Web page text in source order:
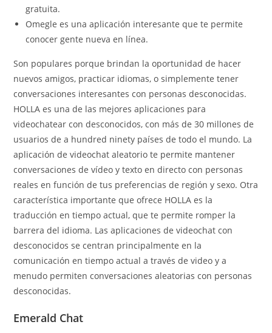
gratuita.
Omegle es una aplicación interesante que te permite
conocer gente nueva en línea.
Son populares porque brindan la oportunidad de hacer
nuevos amigos, practicar idiomas, o simplemente tener
conversaciones interesantes con personas desconocidas.
HOLLA es una de las mejores aplicaciones para
videochatear con desconocidos, con más de 30 millones de
usuarios de a hundred ninety países de todo el mundo. La
aplicación de videochat aleatorio te permite mantener
conversaciones de vídeo y texto en directo con personas
reales en función de tus preferencias de región y sexo. Otra
característica importante que ofrece HOLLA es la
traducción en tiempo actual, que te permite romper la
barrera del idioma. Las aplicaciones de videochat con
desconocidos se centran principalmente en la
comunicación en tiempo actual a través de video y a
menudo permiten conversaciones aleatorias con personas
desconocidas.
Emerald Chat